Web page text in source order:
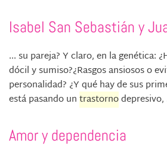
Isabel San Sebastián y
... su pareja? Y claro, en la genética:
dócil y sumiso?¿Rasgos ansiosos o
personalidad? ¿Y qué hay de sus
está pasando untrastornodepresivo,
Amor y dependencia